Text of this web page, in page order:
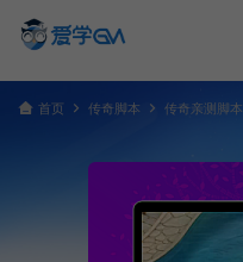
首页 传奇脚本 传奇亲测脚本